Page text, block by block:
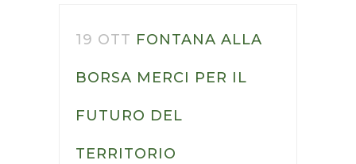
19 OTT FONTANA ALLA
BORSA MERCI PER IL
FUTURO DEL
TERRITORIO